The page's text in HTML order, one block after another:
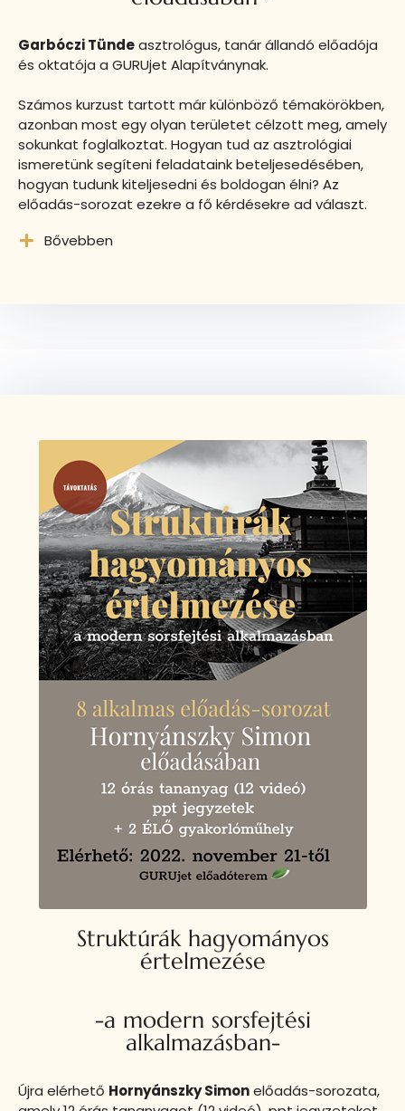
Garbóczi Tündeasztrológus, tanár állandó előadója
és oktatója a GURUjet Alapítványnak.
Számos kurzust tartott már különböző témakörökben,
azonban most egy olyan területet célzott meg, amely
sokunkat foglalkoztat. Hogyan tud az asztrológiai
ismeretünk segíteni feladataink beteljesedésében,
hogyan tudunk kiteljesedni és boldogan élni? Az
előadás-sorozat ezekre a fő kérdésekre ad választ.
Bővebben
Struktúrák hagyományos
értelmezése
-a modern sorsfejtési
alkalmazásban-
Újra elérhető Hornyánszky Simonelőadás-sorozata,